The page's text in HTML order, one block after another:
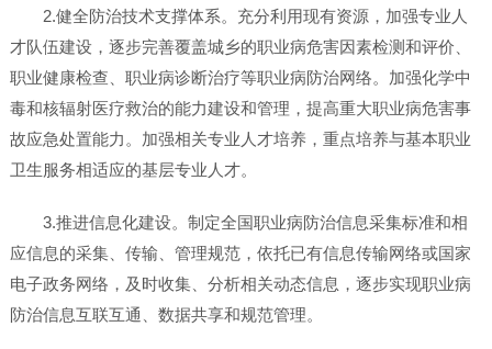
2.健全防治技术支撑体系。充分利用现有资源，加强专业人
才队伍建设，逐步完善覆盖城乡的职业病危害因素检测和评价、
职业健康检查、职业病诊断治疗等职业病防治网络。加强化学中
毒和核辐射医疗救治的能力建设和管理，提高重大职业病危害事
故应急处置能力。加强相关专业人才培养，重点培养与基本职业
卫生服务相适应的基层专业人才。
3.推进信息化建设。制定全国职业病防治信息采集标准和相
应信息的采集、传输、管理规范，依托已有信息传输网络或国家
电子政务网络，及时收集、分析相关动态信息，逐步实现职业病
防治信息互联互通、数据共享和规范管理。